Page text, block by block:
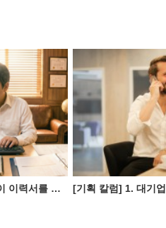
[기획 칼럼] 2. 당신이 이력서를 쓰지 못하는 진짜 이유